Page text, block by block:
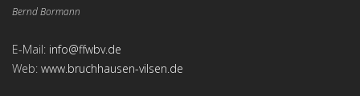
Bernd Bormann
E-Mail: info@ffwbv.de
Web: www.bruchhausen-vilsen.de